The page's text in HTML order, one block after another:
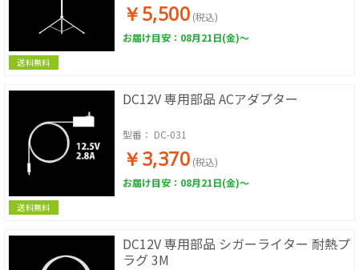
送料無料
￥5,500 (税込)
お届け目安：08月21日(金)～
送料無料
DC12V 専用部品 ACアダプター
型番： DC-031
￥3,370 (税込)
お届け目安：08月21日(金)～
DC12V 専用部品 シガーライター 耐熱プ
ラグ 3M